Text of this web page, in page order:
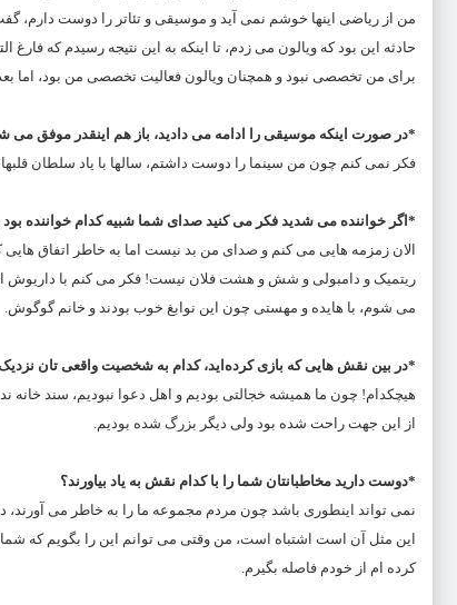
من از ریاضی اینها خوشم نمی آید و موسیقی و تئاتر را دوست دارم،
حادثه این بود که ویالون می زدم، تا اینکه به‌ این نتیجه رسیدم که
برای من تخصصی نبود و همچنان ویالون فعالیت تخصصی من بود، اما
*در صورت اینکه موسیقی را ادامه می دادید، باز هم اینقدر موفق می
فکر نمی کنم چون من سینما را دوست داشتم، سالها با یاد سلطان
*اگر خواننده می شدید فکر می کنید صدای شما شبیه کدام خواننده
الان زمزمه هایی می کنم و صدای من بد نیست اما به خاطر اتفاق هایی
ریتمیک و دامبولی و شش و هشت فلان نیست! فکر می کنم با داریوش
می شوم، با هایده و مهستی چون این نوابغ خوب بودند و خانم گوگوش.
*در بین نقش‌ هایی که بازی کرده‌اید، کدام به شخصیت واقعی‌ تان
هیچکدام! چون ما همیشه خجالتی بودیم و اهل دعوا نبودیم، سند خانه
از این جهت راحت شده بود ولی دیگر بزرگ شده بودیم.
*دوست دارید مخاطبانتان شما را با کدام نقش به یاد بیاورند؟
نمی تواند اینطوری باشد چون مردم مجموعه ما را به خاطر می آورند،
این مثل آن است اشتباه است، من وقتی می توانم این را بگویم که
کرده ام از خودم فاصله بگیرم.